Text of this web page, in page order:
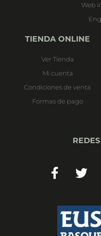
Web
TIENDA ONLINE
Ver Tienda
Mi cuenta
Condiciones de venta
Formas de pago
f